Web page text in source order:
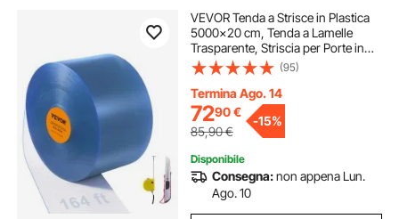
VEVOR Tenda a Strisce in Plastica
5000x20 cm, Tenda a Lamelle
Trasparente, Striscia per Porte in
Plastica Liscia a Rullo Spessore
2mm Porte di Supermercato,
Fabbrica, Magazzino, Centri
Commerciali
(95)
Termina Ago. 14
7290€
85,90€
-15%
Disponibile
Consegna:non appena Lun.
Ago. 10